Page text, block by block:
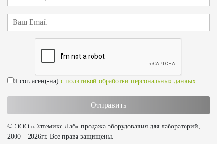
Я согласен(-на) с политикой обработки персональных данных
© ООО «Элтемикс Лаб» продажа оборудования для лабораторий,
2000—2026гг. Все права защищены.